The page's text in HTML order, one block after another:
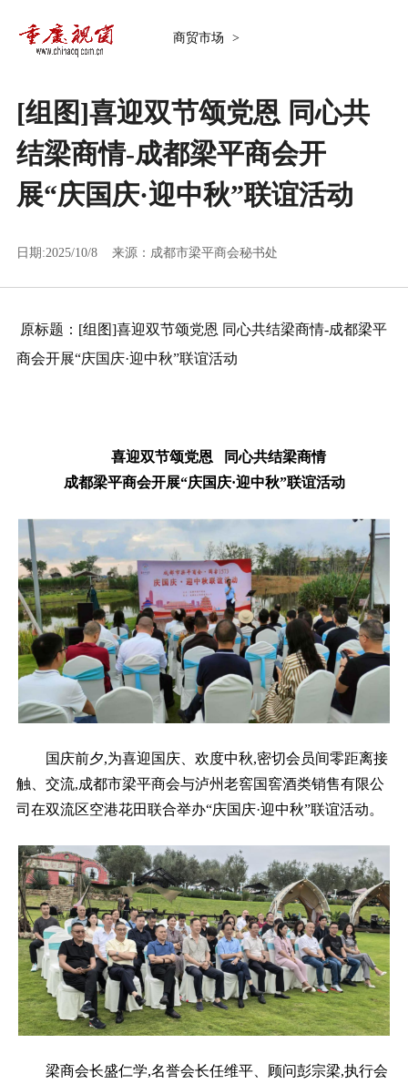
商贸市场 >
[组图]喜迎双节颂党恩 同心共
结梁商情-成都梁平商会开
展“庆国庆·迎中秋”联谊活动
日期:2025/10/8 来源： 成都市梁平商会秘书处
原标题： [组图]喜迎双节颂党恩 同心共结梁商情-成都梁平
商会开展“庆国庆·迎中秋”联谊活动
喜迎双节颂党恩 同心共结梁商情
成都梁平商会开展“庆国庆·迎中秋”联谊活动
国庆前夕,为喜迎国庆、欢度中秋,密切会员间零距离接
触、交流,成都市梁平商会与泸州老窖国窖酒类销售有限公
司在双流区空港花田联合举办“庆国庆·迎中秋”联谊活动。
梁商会长盛仁学,名誉会长任维平、顾问彭宗梁,执行会